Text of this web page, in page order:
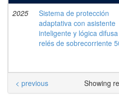
2025
Sistema de protección
adaptativa con asistente
inteligente y lógica
relés de sobrecorriente
Showing
< previous